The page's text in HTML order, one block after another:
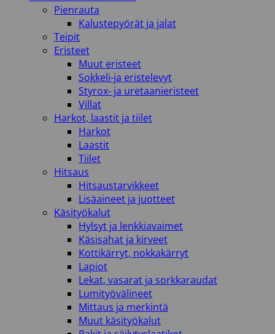
Pienrauta
Kalustepyörät ja jalat
Teipit
Eristeet
Muut eristeet
Sokkeli-ja eristelevyt
Styrox- ja uretaanieristeet
Villat
Harkot, laastit ja tiilet
Harkot
Laastit
Tiilet
Hitsaus
Hitsaustarvikkeet
Lisäaineet ja juotteet
Käsityökalut
Hylsyt ja lenkkiavaimet
Käsisahat ja kirveet
Kottikärryt, nokkakärryt
Lapiot
Lekat, vasarat ja sorkkaraudat
Lumityövälineet
Mittaus ja merkintä
Muut käsityökalut